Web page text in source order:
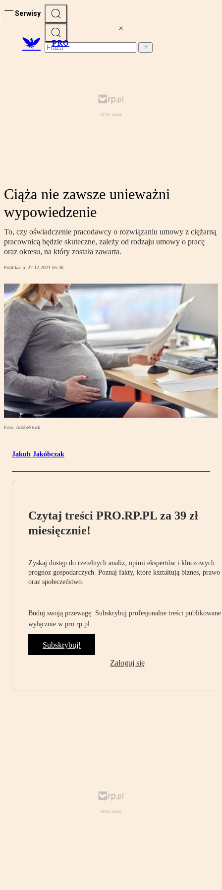
Serwisy
PRO
Ciąża nie zawsze unieważni
wypowiedzenie
To, czy oświadczenie pracodawcy o rozwiązaniu umowy z ciężarną
pracownicą będzie skuteczne, zależy od rodzaju umowy o pracę
oraz okresu, na który została zawarta.
Publikacja: 22.12.2021 05:36
Foto: AdobeStock
Jakub Jakóbczak
Czytaj treści PRO.RP.PL za 39 zł
miesięcznie!
Zyskaj dostęp do rzetelnych analiz, opinii ekspertów i kluczowych
prognoz gospodarczych. Poznaj fakty, które kształtują biznes, prawo
oraz społeczeństwo.
Buduj swoją przewagę. Subskrybuj profesjonalne treści publikowane
wyłącznie w pro.rp.pl.
Subskrybuj!
Zaloguj się